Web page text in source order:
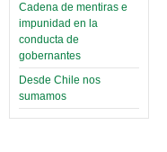
Cadena de mentiras e
impunidad en la
conducta de
gobernantes
Desde Chile nos
sumamos